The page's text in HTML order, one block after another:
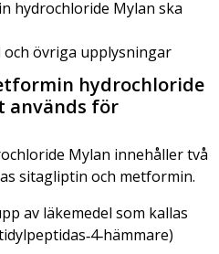
hydrochloride Mylan ska
och övriga upplysningar
hydrochloride
används för
Mylan innehåller två
sitagliptin och metformin.
av läkemedel som kallas